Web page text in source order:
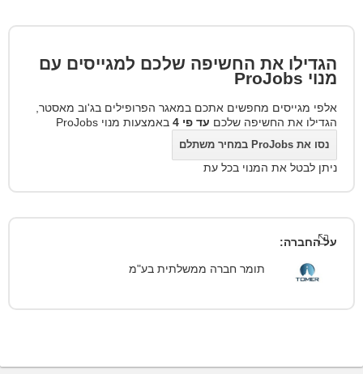
הגדילו את החשיפה שלכם למגייסים עם
מנוי ProJobs
אלפי מגייסים מחפשים אתכם במאגר הפרופילים בג'וב מאסטר,
הגדילו את החשיפה שלכם עד פי 4 באמצעות מנוי ProJobs
נסו את ProJobs במחיר משתלם
ניתן לבטל את המנוי בכל עת
על החברה:
תומר חברה ממשלתית בע"מ